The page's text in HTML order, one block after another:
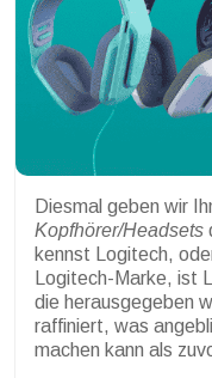
Diesmal geben wir
Kopfhörer/Headsets
kennst Logitech,
Logitech-Marke, ist
die herausgegeben
raffiniert, was
machen kann als